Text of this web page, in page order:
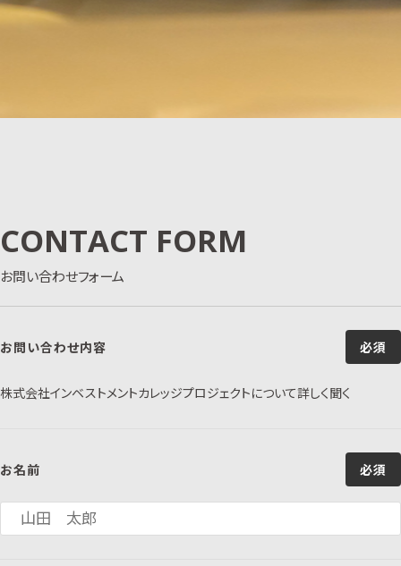
CONTACT FORM
お問い合わせフォーム
お問い合わせ内容 必須
株式会社インベストメントカレッジプロジェクトについて詳しく聞く
お名前 必須